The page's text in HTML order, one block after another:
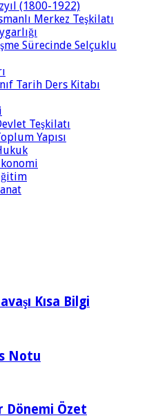
(1800-1922)
Merkez Teşkilatı
Sürecinde Selçuklu
Tarih Ders Kitabı
Teşkilatı
Yapısı
Kısa Bilgi
Notu
Dönemi Özet